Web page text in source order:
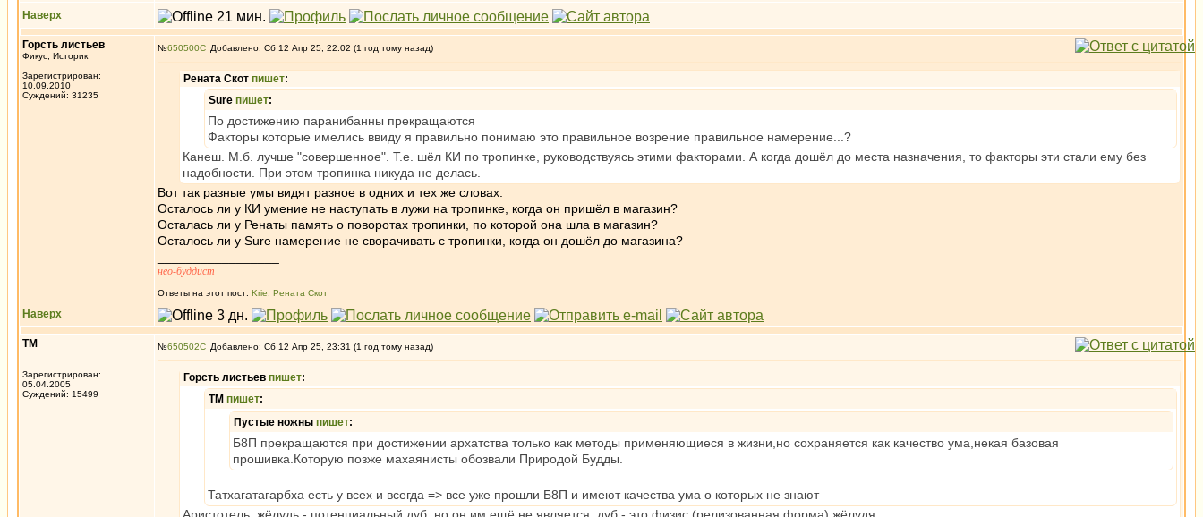
Наверх
Горсть листьев
Фикус, Историк
Зарегистрирован:
10.09.2010
Суждений: 31235
№650500 Добавлено: Сб 12 Апр 25, 22:02 (1 год тому назад)
Рената Скот пишет:
Sure пишет:
По достижению паранибанны прекращаются
Факторы которые имелись ввиду я правильно понимаю это правильное возрение правильное намерение...?
Канеш. М.б. лучше "совершенное". Т.е. шёл КИ по тропинке, руководствуясь этими факторами. А когда дошёл до места назначения, то факторы эти стали ему без
надобности. При этом тропинка никуда не делась.
Вот так разные умы видят разное в одних и тех же словах.
Осталось ли у КИ умение не наступать в лужи на тропинке, когда он пришёл в магазин?
Осталась ли у Ренаты память о поворотах тропинки, по которой она шла в магазин?
Осталось ли у Sure намерение не сворачивать с тропинки, когда он дошёл до магазина?
нео-буддист
Ответы на этот пост: Krie Рената Скот
Наверх
ТМ
Зарегистрирован:
05.04.2005
Суждений: 15499
№650502 Добавлено: Сб 12 Апр 25, 23:31 (1 год тому назад)
Горсть листьев пишет:
ТМ пишет:
Пустые ножны пишет:
Б8П прекращаются при достижении архатства только как методы применяющиеся в жизни,но сохраняется как качество ума,некая базовая
прошивка.Которую позже махаянисты обозвали Природой Будды.
Татхагатагарбха есть у всех и всегда => все уже прошли Б8П и имеют качества ума о которых не знают